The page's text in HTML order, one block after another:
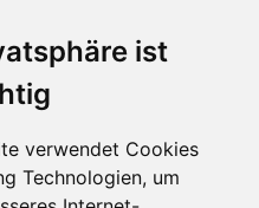
ist
verwendet Cookies
Technologien, um
*Mülheim-Kärlich*
*
* Trimbs *